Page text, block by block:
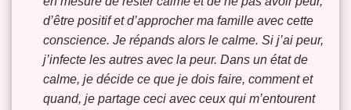
d’être positif et d’approcher ma famille avec cette
conscience. Je répands alors le calme. Si j’ai peur,
j’infecte les autres avec la peur. Dans un état de
calme, je décide ce que je dois faire, comment et
quand, je partage ceci avec ceux qui m’entourent